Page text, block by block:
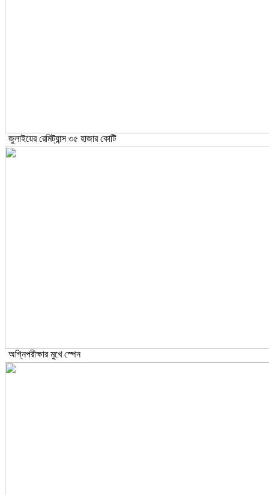
জুলাইয়ের রেমিট্যান্স ৩৫ হাজার কোটি
অগ্নিপরীক্ষার মুখে স্পেন